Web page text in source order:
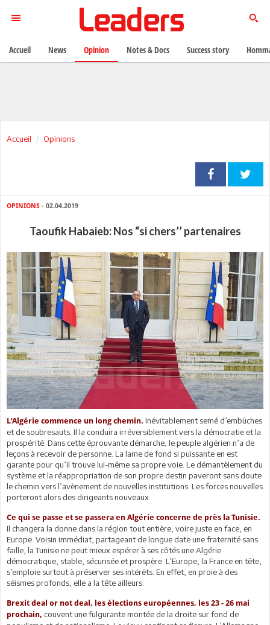
Accueil Opinions
OPINIONS - 02.04.2019
Taoufik Habaieb: Nos “si chers’’ partenaires
L‘Algérie commence un long chemin. Inévitablement semé d’embûches
et de soubresauts. Il la conduira irréversiblement vers la démocratie et la
prospérité. Dans cette éprouvante démarche, le peuple algérien n’a de
leçons à recevoir de personne. La lame de fond si puissante en est
garante pour qu’il trouve lui-même sa propre voie. Le démantèlement du
système et la réappropriation de son propre destin paveront sans doute
le chemin vers l’avènement de nouvelles institutions. Les forces nouvelles
porteront alors des dirigeants nouveaux.
Ce qui se passe et se passera en Algérie concerne de près la Tunisie.
Il changera la donne dans la région tout entière, voire juste en face, en
Europe. Voisin immédiat, partageant de longue date une fraternité sans
faille, la Tunisie ne peut mieux espérer à ses côtés une Algérie
démocratique, stable, sécurisée et prospère. L’Europe, la France en tête,
s’emploie surtout à préserver ses intérêts. En effet, en proie à des
séismes profonds, elle a la tête ailleurs.
Brexit deal or not deal, les élections européennes, les 23 - 26 mai
prochain, couvent une fulgurante montée de la droite sur fond de
Accueil News Opinion Notes & Docs Success story